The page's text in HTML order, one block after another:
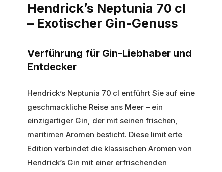
Hendrick’s Neptunia 70 cl
– Exotischer Gin-Genuss
Verführung für Gin-Liebhaber und
Entdecker
Hendrick’s Neptunia 70 cl entführt Sie auf eine
geschmackliche Reise ans Meer – ein
einzigartiger Gin, der mit seinen frischen,
maritimen Aromen besticht. Diese limitierte
Edition verbindet die klassischen Aromen von
Hendrick’s Gin mit einer erfrischenden